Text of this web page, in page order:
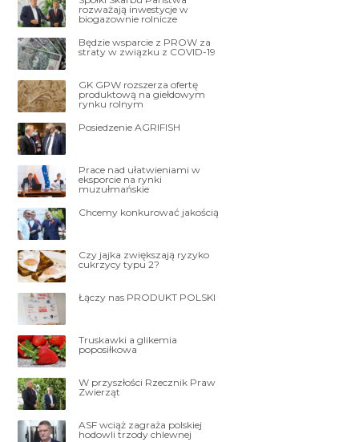
rozważają inwestycje w
biogazownie rolnicze
Będzie wsparcie z PROW za
straty w związku z COVID-19
GK GPW rozszerza ofertę
produktową na giełdowym
rynku rolnym
Posiedzenie AGRIFISH
Prace nad ułatwieniami w
eksporcie na rynki
muzułmańskie
Chcemy konkurować jakością
Czy jajka zwiększają ryzyko
cukrzycy typu 2?
Łączy nas PRODUKT POLSKI
Truskawki a glikemia
poposiłkowa
W przyszłości Rzecznik Praw
Zwierząt
ASF wciąż zagraża polskiej
hodowli trzody chlewnej